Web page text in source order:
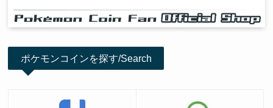
ポケモンコインを探す/Search